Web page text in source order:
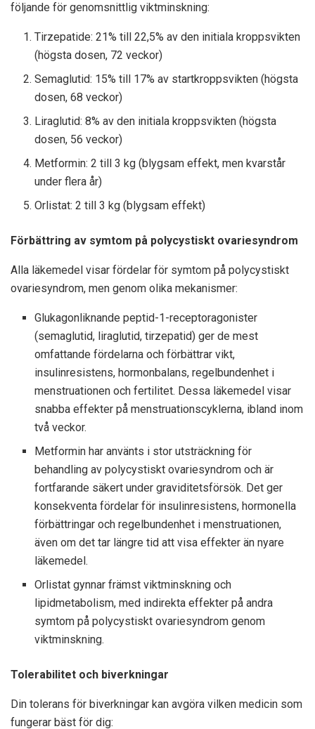
följande för genomsnittlig viktminskning:
Tirzepatide: 21% till 22,5% av den initiala kroppsvikten
(högsta dosen, 72 veckor)
Semaglutid: 15% till 17% av startkroppsvikten (högsta
dosen, 68 veckor)
Liraglutid: 8% av den initiala kroppsvikten (högsta
dosen, 56 veckor)
Metformin: 2 till 3 kg (blygsam effekt, men kvarstår
under flera år)
Orlistat: 2 till 3 kg (blygsam effekt)
Förbättring av symtom på polycystiskt ovariesyndrom
Alla läkemedel visar fördelar för symtom på polycystiskt
ovariesyndrom, men genom olika mekanismer:
Glukagonliknande peptid-1-receptoragonister
(semaglutid, liraglutid, tirzepatid) ger de mest
omfattande fördelarna och förbättrar vikt,
insulinresistens, hormonbalans, regelbundenhet i
menstruationen och fertilitet. Dessa läkemedel visar
snabba effekter på menstruationscyklerna, ibland inom
två veckor.
Metformin har använts i stor utsträckning för
behandling av polycystiskt ovariesyndrom och är
fortfarande säkert under graviditetsförsök. Det ger
konsekventa fördelar för insulinresistens, hormonella
förbättringar och regelbundenhet i menstruationen,
även om det tar längre tid att visa effekter än nyare
läkemedel.
Orlistat gynnar främst viktminskning och
lipidmetabolism, med indirekta effekter på andra
symtom på polycystiskt ovariesyndrom genom
viktminskning.
Tolerabilitet och biverkningar
Din tolerans för biverkningar kan avgöra vilken medicin som
fungerar bäst för dig: